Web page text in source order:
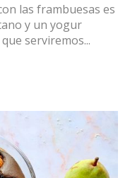
las frambuesas es
y un yogur
serviremos...